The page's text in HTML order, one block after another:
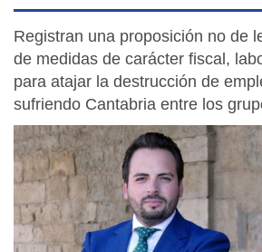
Registran una proposición no de
de medidas de carácter fiscal,
para atajar la destrucción de
sufriendo Cantabria entre los